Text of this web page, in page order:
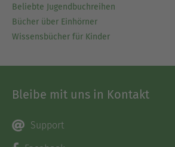
Beliebte Jugendbuchreihen
Bücher über Einhörner
Wissensbücher für Kinder
Bleibe mit uns in Kontakt
Support